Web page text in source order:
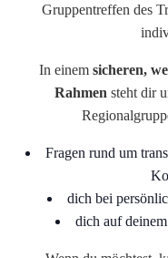
Gruppentreffen des
In einem sicheren,
Rahmen steht dir
Fragen rund um
dich bei
dich auf